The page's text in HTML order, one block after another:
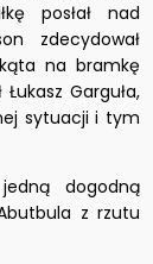
posłał nad
zdecydował
na bramkę
Garguła,
sytuacji i tym
dogodną
z rzutu